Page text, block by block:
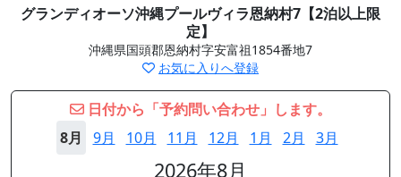
グランディオーソ沖縄プールヴィラ恩納村7【2泊以上限
定】
沖縄県国頭郡恩納村字安富祖1854番地7
お気に入りへ登録
日付から「予約問い合わせ」します。
8月
9月 10月 11月 12月 1月 2月 3月
2026年8月